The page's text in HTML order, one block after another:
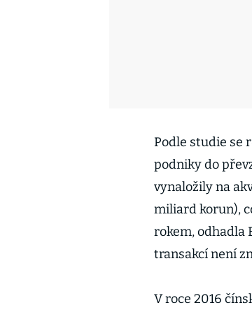
Podle studie se
podniky do
vynaložily na
miliard korun),
rokem, odhadla
transakcí není
V roce 2016